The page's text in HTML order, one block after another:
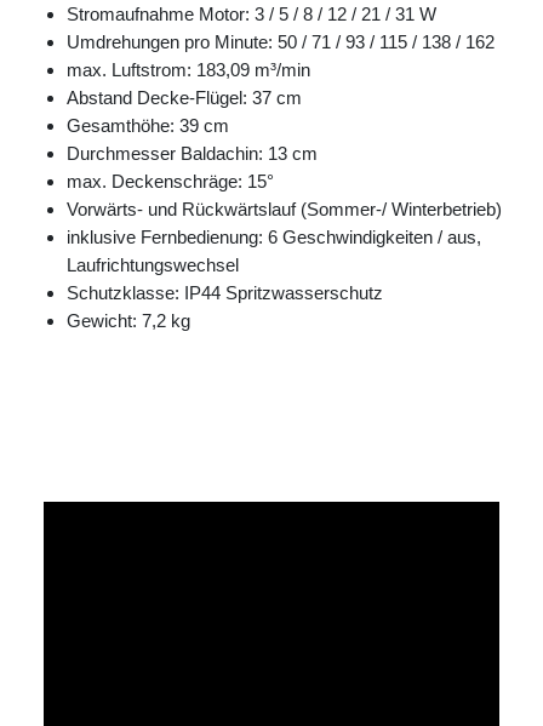
Stromaufnahme Motor: 3 / 5 / 8 / 12 / 21 / 31 W
Umdrehungen pro Minute: 50 / 71 / 93 / 115 / 138 / 162
max. Luftstrom: 183,09 m³/min
Abstand Decke-Flügel: 37 cm
Gesamthöhe: 39 cm
Durchmesser Baldachin: 13 cm
max. Deckenschräge: 15°
Vorwärts- und Rückwärtslauf (Sommer-/ Winterbetrieb)
inklusive Fernbedienung: 6 Geschwindigkeiten / aus,
Laufrichtungswechsel
Schutzklasse: IP44 Spritzwasserschutz
Gewicht: 7,2 kg